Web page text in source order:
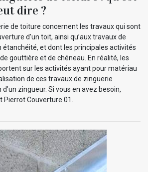
dire ?
de toiture concernent les travaux qui sont
d’un toit, ainsi qu’aux travaux de
et dont les principales activités
gouttière et de chéneau. En réalité, les
sur les activités ayant pour matériau
de ces travaux de zinguerie
zingueur. Si vous en avez besoin,
Couverture 01.